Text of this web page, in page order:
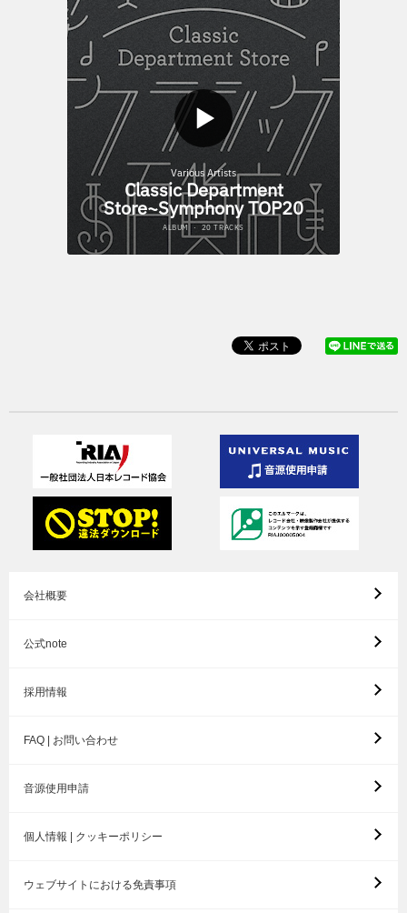
会社概要
公式note
採用情報
FAQ | お問い合わせ
音源使用申請
個人情報 | クッキーポリシー
ウェブサイトにおける免責事項